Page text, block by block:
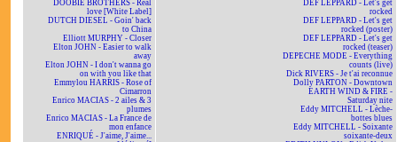
DOOBIE BROTHERS - Real
love [White Label]
DUTCH DIESEL - Goin' back
to China
Elliott MURPHY - Closer
Elton JOHN - Easier to walk
away
Elton JOHN - I don't wanna go
on with you like that
Emmylou HARRIS - Rose of
Cimarron
Enrico MACIAS - 2 ailes & 3
plumes
Enrico MACIAS - La France de
mon enfance
ENRIQUÉ - J'aime, J'aime...
DEF LEPPARD - Let's get
rocked
DEF LEPPARD - Let's get
rocked (poster)
DEF LEPPARD - Let's get
rocked (teaser)
DEPECHE MODE - Everything
counts (live)
Dick RIVERS - Je t'ai reconnue
Dolly PARTON - Downtown
EARTH WIND & FIRE -
Saturday nite
Eddy MITCHELL - Lèche-
bottes blues
Eddy MITCHELL - Soixante
soixante-deux